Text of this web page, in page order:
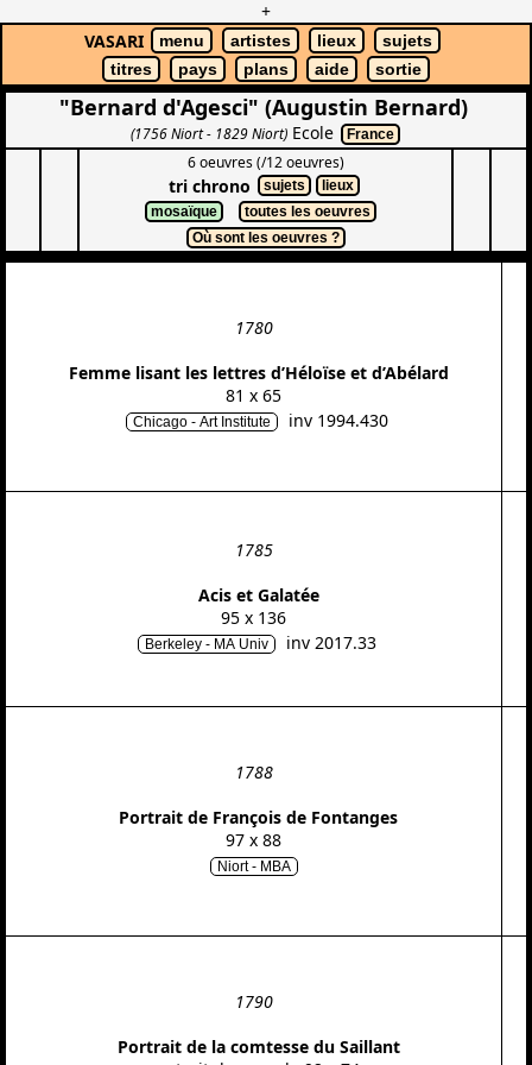
+
VASARI
menu artistes lieux
sujets
titres
pays plans aide sortie
"Bernard d'Agesci" (Augustin Bernard)
(1756 Niort - 1829 Niort)Ecole France
6 oeuvres (/12 oeuvres)
tri chrono sujets
lieux
mosaïque
toutes les oeuvres
Où sont les oeuvres ?
1780
Femme lisant les lettres d’Héloïse et d’Abélard
81 x 65
Chicago - Art Institute inv 1994.430
1785
Acis et Galatée
95 x 136
Berkeley - MA Univ inv 2017.33
1788
Portrait de François de Fontanges
97 x 88
Niort - MBA
1790
Portrait de la comtesse du Saillant